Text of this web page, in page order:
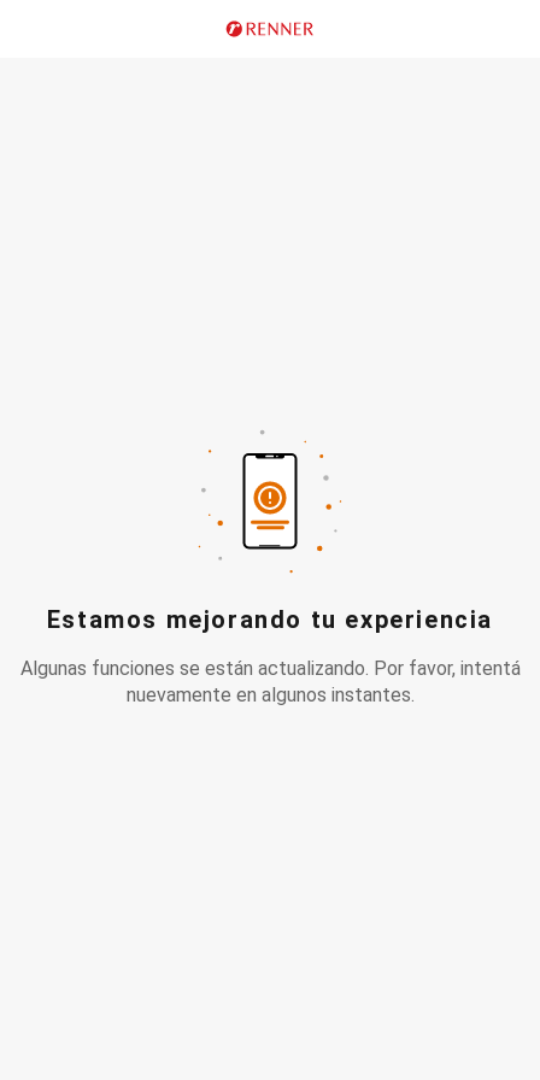
Estamos mejorando tu experiencia
Algunas funciones se están actualizando. Por favor, intentá
nuevamente en algunos instantes.